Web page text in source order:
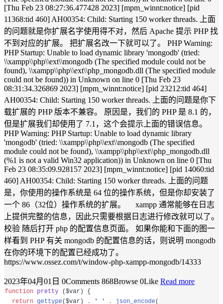
[Thu Feb 23 08:27:36.477428 2023] [mpm_winnt:notice] [pid
11368:tid 460] AH00354: Child: Starting 150 worker threads. 上面
的问题就是你扩展名字使用得不对，然后 Apache 提示 PHP 找
不到对应的扩展。 把扩展名改一下就可以了。 PHP Warning:
PHP Startup: Unable to load dynamic library 'mongodb' (tried:
\\xampp\\php\\ext\\mongodb (The specified module could not be
found), \\xampp\\php\\ext\\php_mongodb.dll (The specified module
could not be found)) in Unknown on line 0 [Thu Feb 23
08:31:34.326869 2023] [mpm_winnt:notice] [pid 23212:tid 464]
AH00354: Child: Starting 150 worker threads. 上面的问题是你下
载扩展的 PHP 版本不兼容。 原因是，我们的 PHP 是 8.1 的，
但是扩展我们却使用了 7.1，这个会提示上面的错误信息。
PHP Warning: PHP Startup: Unable to load dynamic library
'mongodb' (tried: \\xampp\\php\\ext\\mongodb (The specified
module could not be found), \\xampp\\php\\ext\\php_mongodb.dll
(%1 is not a valid Win32 application)) in Unknown on line 0 [Thu
Feb 23 08:35:09.928157 2023] [mpm_winnt:notice] [pid 14060:tid
460] AH00354: Child: Starting 150 worker threads. 上面的问题
是，你使用的操作系统是 64 位的操作系统，但是你却安装了
一个 86（32位）操作系统的扩展。 xampp 通常能够在日志
上提供完整的信息，因此只需要根据日志进行修改就可以了。
校验 随后打开 php 的配置信息页面。 如果你能和下面的图一
样看到 PHP 有关 mongodb 的配置信息的话，则说明 mongodb
在你的环境下的配置已经成功了。
https://www.ossez.com/t/window-php-xampp-mongodb/14333
2023年04月01日 0Comments 868Browse 0Like Read more